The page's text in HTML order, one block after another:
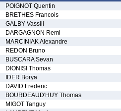
POIGNOT Quentin
BRETHES Francois
GALBY Vassili
DARGAGNON Remi
MARCINIAK Alexandre
REDON Bruno
BUSCARA Sevan
DIONISI Thomas
IDER Borya
DAVID Frederic
BOURDEAUD'HUY Thomas
MIGOT Tanguy